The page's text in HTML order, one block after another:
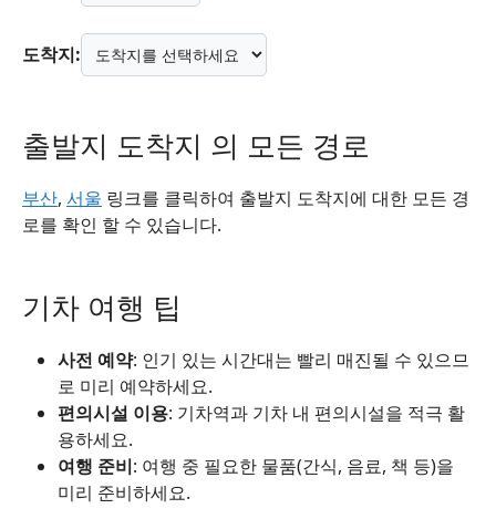
도착지:
출발지 도착지 의 모든 경로
부산, 서울 링크를 클릭하여 출발지 도착지에 대한 모든 경
로를 확인 할 수 있습니다.
기차 여행 팁
사전 예약: 인기 있는 시간대는 빨리 매진될 수 있으므
로 미리 예약하세요.
편의시설 이용: 기차역과 기차 내 편의시설을 적극 활
용하세요.
여행 준비: 여행 중 필요한 물품(간식, 음료, 책 등)을
미리 준비하세요.